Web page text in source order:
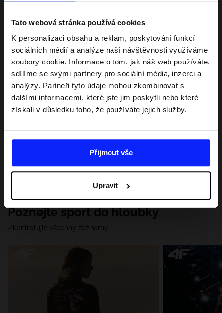
Tato webová stránka používá cookies
K personalizaci obsahu a reklam, poskytování funkcí
sociálních médií a analýze naší návštěvnosti využíváme
soubory cookie. Informace o tom, jak náš web používáte,
sdílíme se svými partnery pro sociální média, inzerci a
analýzy. Partneři tyto údaje mohou zkombinovat s
dalšími informacemi, které jste jim poskytli nebo které
získali v důsledku toho, že používáte jejich služby.
Přijmout vše
Upravit
Poznejte sport do hloubky
Zkontrolujte všechny záznamy